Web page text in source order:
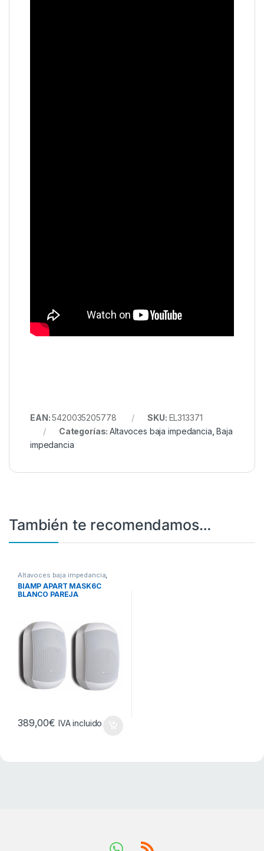
EAN:5420035205778 SKU: EL313371
Categorías:Altavoces baja impedancia ,Baja
impedancia
También te recomendamos…
Altavoces baja impedancia,
Baja impedancia
BIAMP APART MASK6C
BLANCO PAREJA
389,00€ IVA incluido